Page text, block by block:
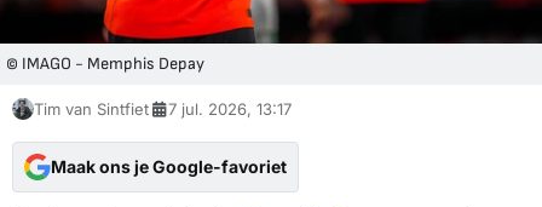
© IMAGO - Memphis Depay
Tim van Sintfiet 7 jul. 2026, 13:17
Maak ons je Google-favoriet